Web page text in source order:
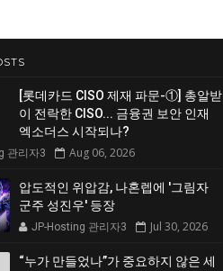
[롯데카드 CISO 제재 파문-①] 총알받
이 전락한 CISO... 금융권 보안 인재
엑소더스 시작되나?
관리자3 Aug 06, 2026
압도적인 위압감, 나혼렙에 '그림자
군주 성진우' 등장
JP-Hosting 관리자3 Jul 30, 2026
“누가 만들었나”가 중요하지 않은 세